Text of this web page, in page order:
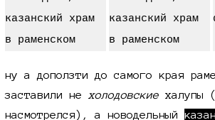
ну а доползти до самого края
заставили не холодовские халупы
насмотрелся), а новодельный